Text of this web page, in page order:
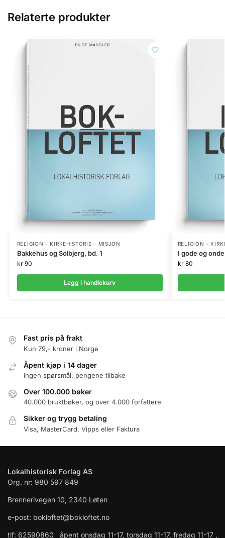
Relaterte produkter
RELIGION - KIRKEHISTORIE - MISJON
Bakkehus og Solbjerg, bd. 1
kr90
Legg i handlekurv
RELIGION -
I gode og
kr80
Fast pris på frakt
Kun 79,- kroner i Norge
Åpent kjøp i 14 dager
Ingen spørsmål, pengene tilbake
Over 100.000 bøker
40.000 bruktbøker, og over 4.000 forfattere
Sikker og trygg betaling
Visa, MasterCard, Vipps eller Faktura
Lokalhistorisk Forlag AS
Org. nr: 980 597 849
Brennerivegen 10, 2340 Løten
e-post: bokloftet@bokloftet.no
tlf: 62590860 åpent onsdag 11-17, torsdag 11-17, fredag 11-17 ,